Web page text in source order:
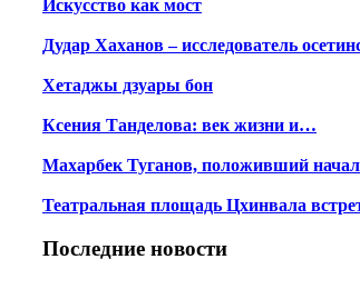
Искусство как мост
Дудар Хаханов – исследователь
Хетаджы дзуары бон
Ксения Танделова: век жизни и…
Махарбек Туганов, положивший
Театральная площадь Цхинвала
Последние новости